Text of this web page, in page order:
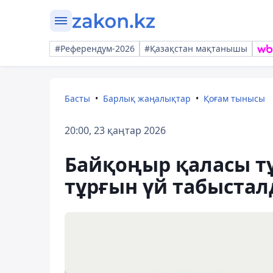
#Референдум-2026 #Қазақстан мақтанышы
Басты Барлық жаңалықтар Қоғам тынысы
20:00, 23 қаңтар 2026
Байқоңыр қаласы
тұрғын үй